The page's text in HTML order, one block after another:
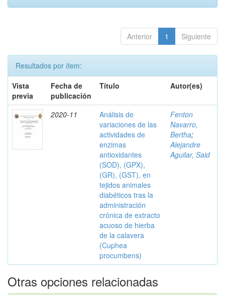
Anterior 1 Siguiente
Resultados por ítem:
Vista
previa
Fecha de
publicación
Título Autor(es)
2020-11
Análisis de
variaciones de las
actividades de
enzimas
antioxidantes
(SOD), (GPX),
(GR), (GST), en
tejidos animales
diabéticos tras la
administración
crónica de extracto
acuoso de hierba
de la calavera
(Cuphea
procumbens)
Fenton
Navarro,
Bertha;
Alejandre
Aguilar, Said
Otras opciones relacionadas